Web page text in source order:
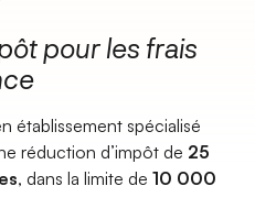
pour les frais
établissement spécialisé
réduction d’impôt de 25
, dans la limite de 10 000